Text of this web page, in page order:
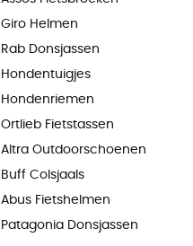
Giro Helmen
Rab Donsjassen
Hondentuigjes
Hondenriemen
Ortlieb Fietstassen
Altra Outdoorschoenen
Buff Colsjaals
Abus Fietshelmen
Patagonia Donsjassen